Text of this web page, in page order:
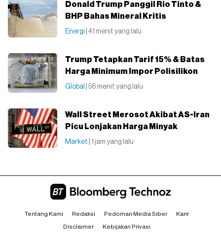
Donald Trump Panggil Rio Tinto &
BHP Bahas Mineral Kritis
Energi | 41 menit yang lalu
Trump Tetapkan Tarif 15% & Batas
Harga Minimum Impor Polisilikon
Global | 56 menit yang lalu
Wall Street Merosot Akibat AS-Iran
Picu Lonjakan Harga Minyak
Market | 1 jam yang lalu
Tentang Kami Redaksi Pedoman Media Siber Karir
Disclaimer Kebijakan Privasi